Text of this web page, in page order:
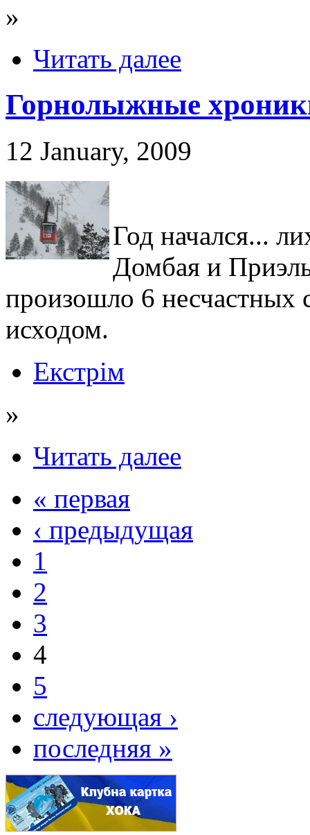
»
Читать далее
Горнолыжные
12 January, 2009
Год начался...
Домбая и
произошло 6 несчастных
исходом.
Екстрім
»
Читать далее
« первая
‹ предыдущая
1
2
3
4
5
следующая ›
последняя »